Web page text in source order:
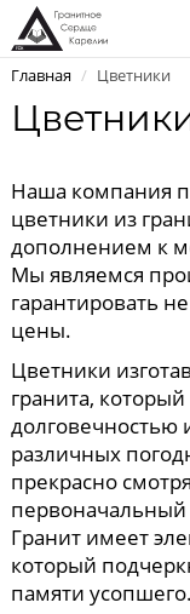
Главная / Цветники
Наша компания
цветники из
дополнением к
Мы являемся
гарантировать
цены.
Цветники
гранита,
долговечностью
различных
прекрасно
Гранит имеет
который
памяти усопшего.